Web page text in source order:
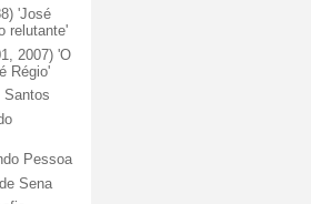
'José
relutante'
2007) 'O
Régio'
Santos
Pessoa
Sena